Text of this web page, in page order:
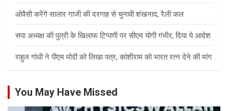
ओवैसी करेंगे सालार गाजी की दरगाह से चुनावी शंखनाद, रैली कल
सपा अध्यक्ष की पुत्री के खिलाफ टिप्पणी पर सीएम योगी गंभीर, दिया ये आदेश
राहुल गांधी ने पीएम मोदी को लिखा पत्र, कांशीराम को भारत रत्न देने की मांग
You May Have Missed